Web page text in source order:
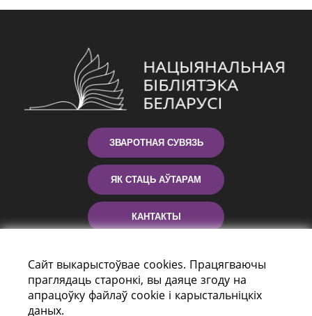
ЗВАРОТНАЯ СУВЯЗЬ
ЯК СТАЦЬ АЎТАРАМ
КАНТАКТЫ
Сайт выкарыстоўвае cookies. Працягваючы
праглядаць старонкі, вы даяце згоду на
апрацоўку файлаў cookie і карыстальніцкіх
даных.